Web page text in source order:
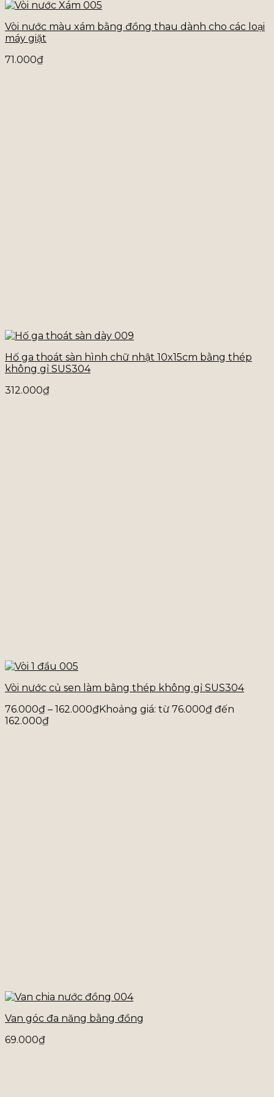
Vòi nước màu xám bằng đồng thau dành cho các loại
máy giặt
71.000₫
Hố ga thoát sàn hình chữ nhật 10x15cm bằng thép
không gỉ SUS304
312.000₫
Vòi nước củ sen làm bằng thép không gỉ SUS304
76.000₫ – 162.000₫Khoảng giá: từ 76.000₫ đến
162.000₫
Van góc đa năng bằng đồng
69.000₫